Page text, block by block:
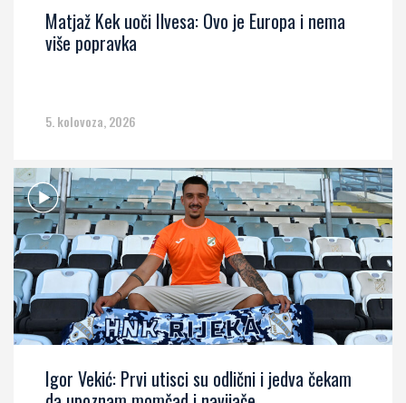
Matjaž Kek uoči Ilvesa: Ovo je Europa i nema
više popravka
5. kolovoza, 2026
Igor Vekić: Prvi utisci su odlični i jedva čekam